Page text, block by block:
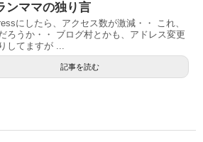
ンママの独り言
にしたら、アクセス数が激減・・ これ、
ろうか・・ ブログ村とかも、アドレス変更
してますが ...
記事を読む